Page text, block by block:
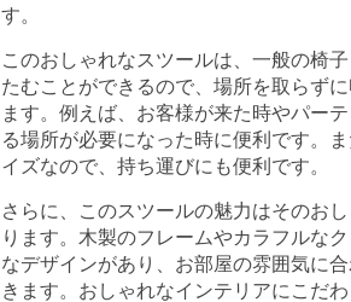
す。
このおしゃれなスツールは、一般の椅
たむことができるので、場所を取らず
ます。例えば、お客様が来た時やパー
る場所が必要になった時に便利です。
イズなので、持ち運びにも便利です。
さらに、このスツールの魅力はそのお
ります。木製のフレームやカラフルな
なデザインがあり、お部屋の雰囲気に
きます。おしゃれなインテリアにこだ